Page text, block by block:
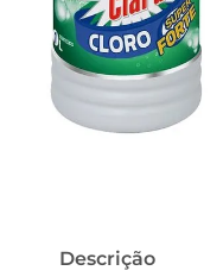
Descrição